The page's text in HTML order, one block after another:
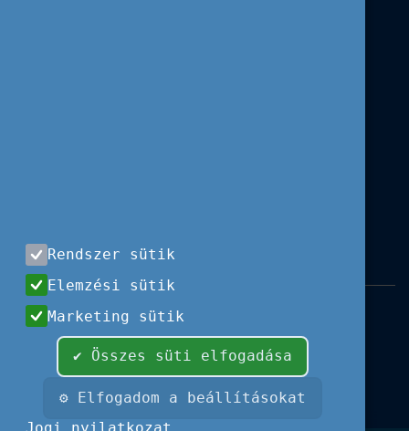
Impresszum |Használati feltételek
Adatvédelem|Sajtóközlemények|Kapcsolat
Minden jog fenntartva, 2026 © Tempus
Közalapítvány
Rendszer sütik
Elemzési sütik
Marketing sütik
✔ Összes süti elfogadása
⚙ Elfogadom a beállításokat